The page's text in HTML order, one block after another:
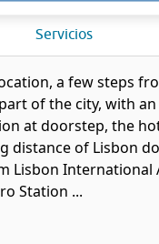
Servicios
a few steps
of the city, with an
at doorstep, the
distance of Lisbon
Lisbon International
Station ...